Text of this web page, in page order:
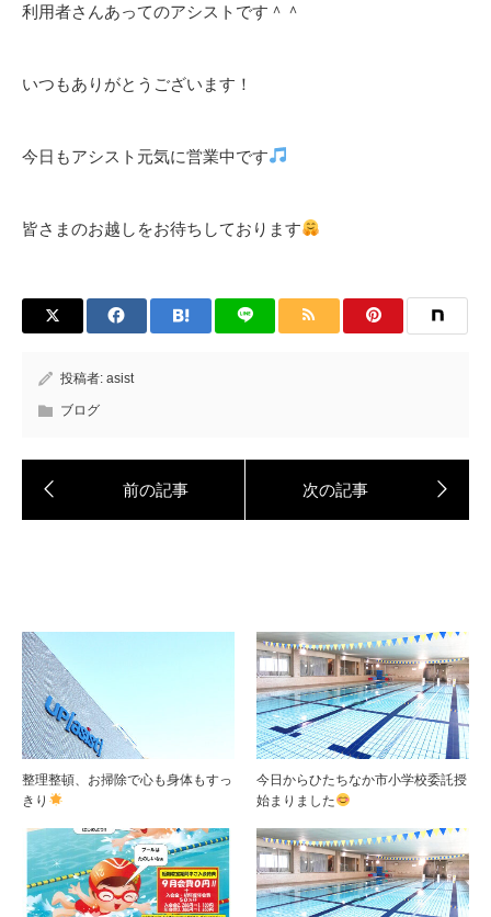
利用者さんあってのアシストです＾＾
いつもありがとうございます！
今日もアシスト元気に営業中です
皆さまのお越しをお待ちしております
投稿者: asist
ブログ
整理整頓、お掃除で心も身体もすっ
きり
今日からひたちなか市小学校委託授
始まりました